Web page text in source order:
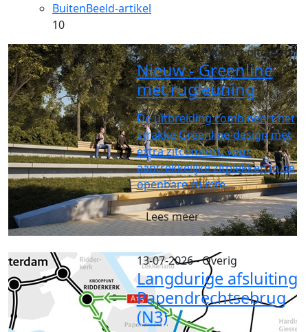
BuitenBeeld-artikel
10
27-07-2026- Product uitgelicht
Nieuw - Greenline
met rugleuning
De uitbreiding combineert het
strakke Greenline-design met
extra zitcomfort, voor
aantrekkelijke zitplekken in de
openbare ruimte.
Lees meer
13-07-2026- Overig
Langdurige afsluiting
Papendrechtsebrug
(N3)